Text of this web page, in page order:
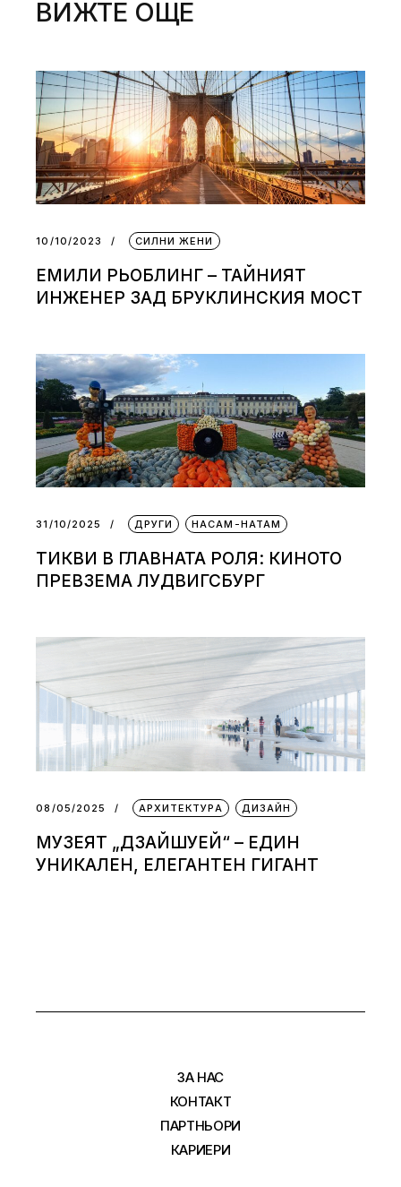
ВИЖТЕ ОЩЕ
10/10/2023 СИЛНИ ЖЕНИ
ЕМИЛИ РЬОБЛИНГ – ТАЙНИЯТ
ИНЖЕНЕР ЗАД БРУКЛИНСКИЯ МОСТ
31/10/2025 ДРУГИ НАСАМ-НАТАМ
ТИКВИ В ГЛАВНАТА РОЛЯ: КИНОТО
ПРЕВЗЕМА ЛУДВИГСБУРГ
08/05/2025 АРХИТЕКТУРА ДИЗАЙН
МУЗЕЯТ „ДЗАЙШУЕЙ“ – ЕДИН
УНИКАЛЕН, ЕЛЕГАНТЕН ГИГАНТ
ЗА НАС
КОНТАКТ
ПАРТНЬОРИ
КАРИЕРИ